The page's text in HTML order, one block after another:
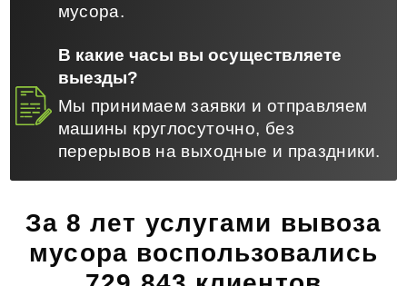
мусора.
В какие часы вы осуществляете
выезды?
Мы принимаем заявки и отправляем
машины круглосуточно, без
перерывов на выходные и праздники.
За 8 лет услугами вывоза
мусора воспользовались